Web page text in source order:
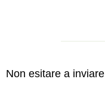
Non esitare a